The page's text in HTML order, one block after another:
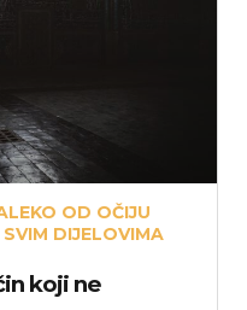
OD OČIJU
DIJELOVIMA
koji ne